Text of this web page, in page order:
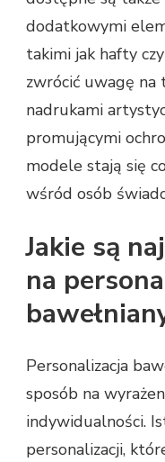
dodatkowymi
takimi jak hafty
zwrócić uwagę na
nadrukami
promującymi
modele stają się
wśród osób
Jakie są
na
Personalizacja
sposób na
indywidualności.
personalizacji,